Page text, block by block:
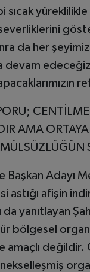
sıcak yüreklilikle
da her
devam
AMA
Başkan Adayı
astığı afişin
yanıtlayan
bölgesel
amaçlı değildir.